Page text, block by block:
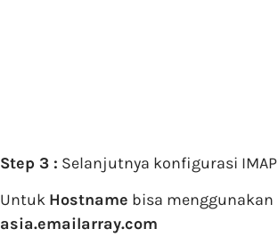
Step 3 : Selanjutnya konfigurasi IMAP
Untuk Hostname bisa menggunakan
asia.emailarray.com